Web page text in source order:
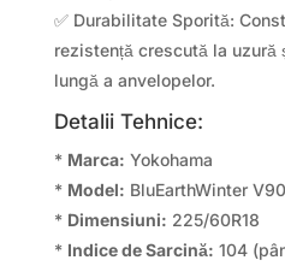
✅ Durabilitate Sporită:
rezistență crescută la uzură
lungă a anvelopelor.
Detalii Tehnice:
* Marca: Yokohama
* Model: BluEarthWinter
* Dimensiuni: 225/60R18
* Indice de Sarcină: 104